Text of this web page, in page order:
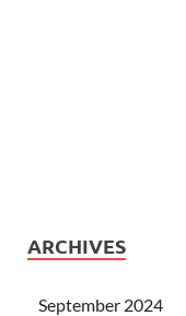
ARCHIVES
September 2024